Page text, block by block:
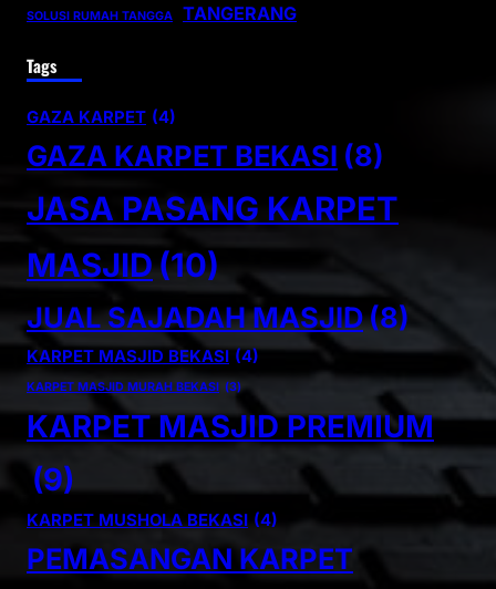
SOLUSI RUMAH TANGGA TANGERANG
Tags
GAZA KARPET (4)
GAZA KARPET BEKASI (8)
JASA PASANG KARPET
MASJID(10)
JUAL SAJADAH MASJID(8)
KARPET MASJID BEKASI (4)
KARPET MASJID MURAH BEKASI (3)
KARPET MASJID PREMIUM
(9)
KARPET MUSHOLA BEKASI (4)
PEMASANGAN KARPET